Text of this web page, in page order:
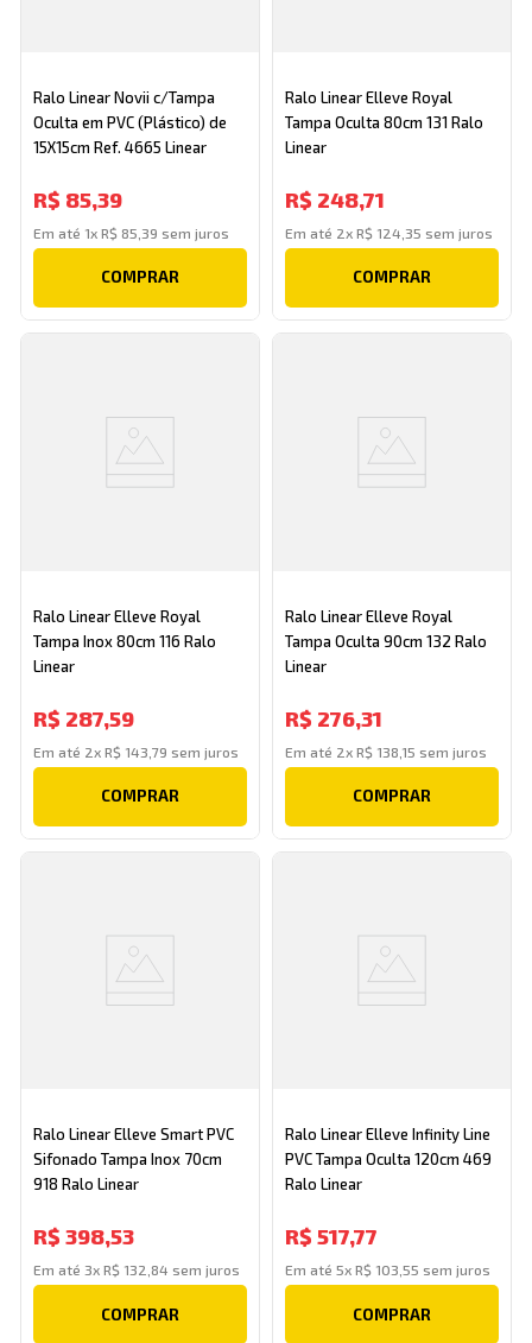
Ralo Linear Novii c/Tampa
Oculta em PVC (Plástico) de
15X15cm Ref. 4665 Linear
R$ 85,39
Em até 1xR$ 85 39 sem juros
COMPRAR
Ralo Linear Elleve Royal
Tampa Oculta 80cm 131 Ralo
Linear
R$ 248,71
Em até 2x R$ 124 35 sem juros
COMPRAR
Ralo Linear Elleve Royal
Tampa Inox 80cm 116 Ralo
Linear
R$ 287,59
Em até 2xR$ 143 ,79 sem juros
COMPRAR
Ralo Linear Elleve Royal
Tampa Oculta 90cm 132 Ralo
Linear
R$ 276,31
Em até 2x R$ 138 15 sem juros
COMPRAR
Ralo Linear Elleve Smart PVC
Sifonado Tampa Inox 70cm
918 Ralo Linear
R$ 398,53
Em até 3xR$ 132 84 sem juros
COMPRAR
Ralo Linear Elleve Infinity Line
PVC Tampa Oculta 120cm 469
Ralo Linear
R$ 517,77
Em até 5x R$ 103 55 sem juros
COMPRAR